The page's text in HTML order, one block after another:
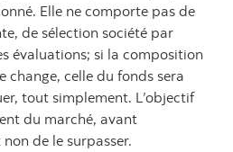
Elle ne comporte pas de
de sélection société par
évaluations; si la composition
change, celle du fonds sera
tout simplement. L’objectif
du marché, avant
de le surpasser.